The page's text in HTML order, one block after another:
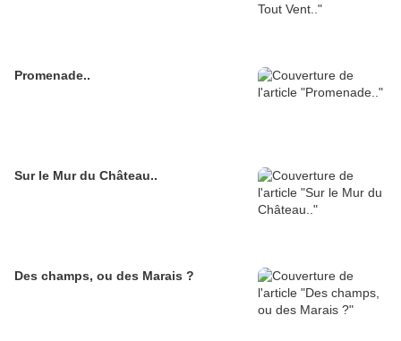
Promenade..
Sur le Mur du Château..
Des champs, ou des Marais ?